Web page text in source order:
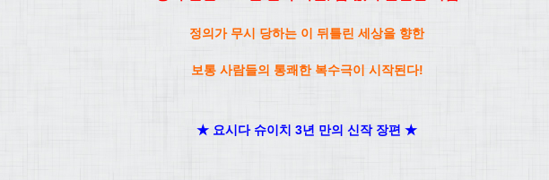
정의가 무시 당하는 이 뒤틀린 세상을 향한
보통 사람들의 통쾌한 복수극이 시작된다!
★ 요시다 슈이치 3년 만의 신작 장편 ★